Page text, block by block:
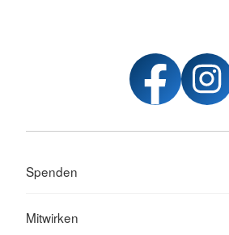
Spenden
Mitwirken